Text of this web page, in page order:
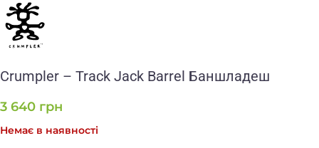
Crumpler – Track Jack Barrel Баншладеш
3 640 грн
Немає в наявності